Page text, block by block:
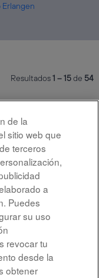
Resultados1 – 15de 54
una alerta:
de la
sitio web que
terceros
a
Puedes
su uso
revocar tu
desde la
obtener